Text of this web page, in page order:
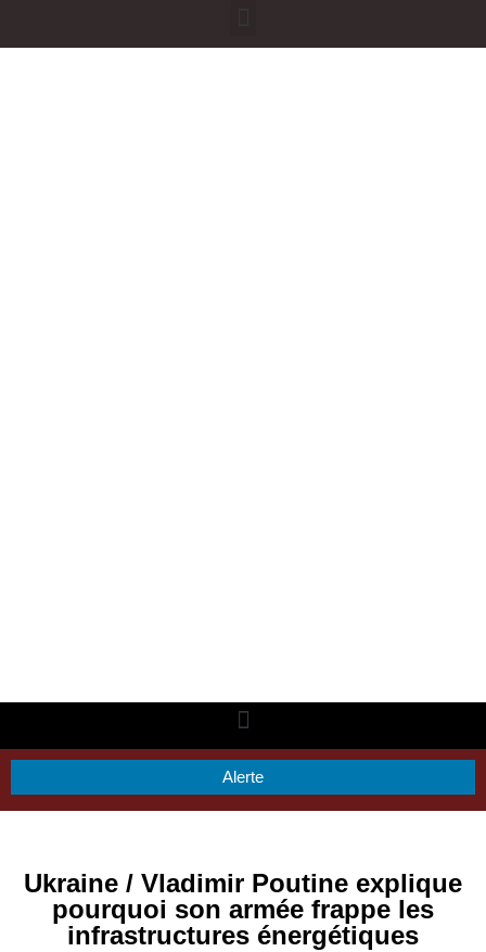
Alerte
Ukraine / Vladimir Poutine explique
pourquoi son armée frappe les
infrastructures énergétiques